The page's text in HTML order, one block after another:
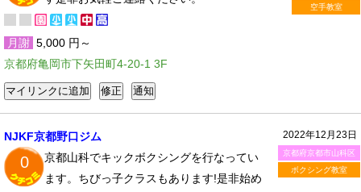
空手教室
月謝 5,000 円～
京都府亀岡市下矢田町4-20-1 3F
2022年12月23日
京都府京都市山科区
ボクシング教室
NJKF京都野口ジム
0
京都山科でキックボクシングを行なってい
ます。ちびっ子クラスもあります!是非始め